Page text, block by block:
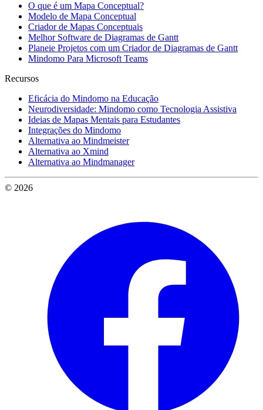
O que é um Mapa Conceptual?
Modelo de Mapa Conceptual
Criador de Mapas Conceptuais
Melhor Software de Diagramas de Gantt
Planeie Projetos com um Criador de Diagramas de Gantt
Mindomo Para Microsoft Teams
Recursos
Eficácia do Mindomo na Educação
Neurodiversidade: Mindomo como Tecnologia Assistiva
Ideias de Mapas Mentais para Estudantes
Integrações do Mindomo
Alternativa ao Mindmeister
Alternativa ao Xmind
Alternativa ao Mindmanager
© 2026